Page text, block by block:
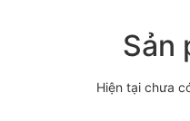
Sản
Hiện tại chưa